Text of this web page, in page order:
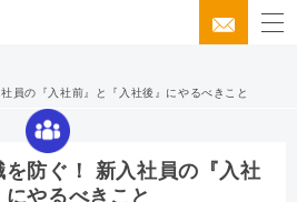
員の『入社前』と『入社後』にやるべきこと
を防ぐ！ 新入社員の『入社
やるべきこと